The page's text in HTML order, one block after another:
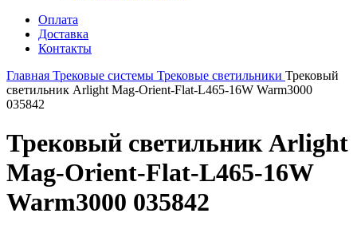
Оплата
Доставка
Контакты
Главная Трековые системы Трековые светильники Трековый
светильник Arlight Mag-Orient-Flat-L465-16W Warm3000
035842
Трековый светильник Arlight
Mag-Orient-Flat-L465-16W
Warm3000 035842